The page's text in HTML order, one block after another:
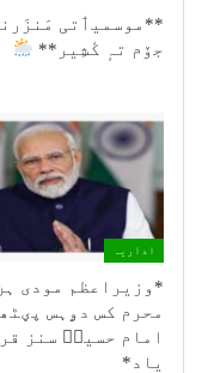
**موسمیٲتی
جۆم تہٕ کٔشِیر**
اداریہ
*وزیراعظم مودی
محرم کس دۄہس
امام حسینؑ سنز
یاد*